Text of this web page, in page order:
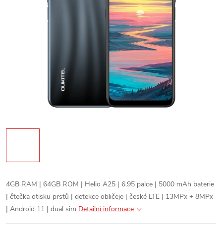
4GB RAM | 64GB ROM | Helio A25 | 6.95 palce | 5000 mAh baterie
| čtečka otisku prstů | detekce obličeje | české LTE | 13MPx + 8MPx
| Android 11 | dual sim Detailní informace